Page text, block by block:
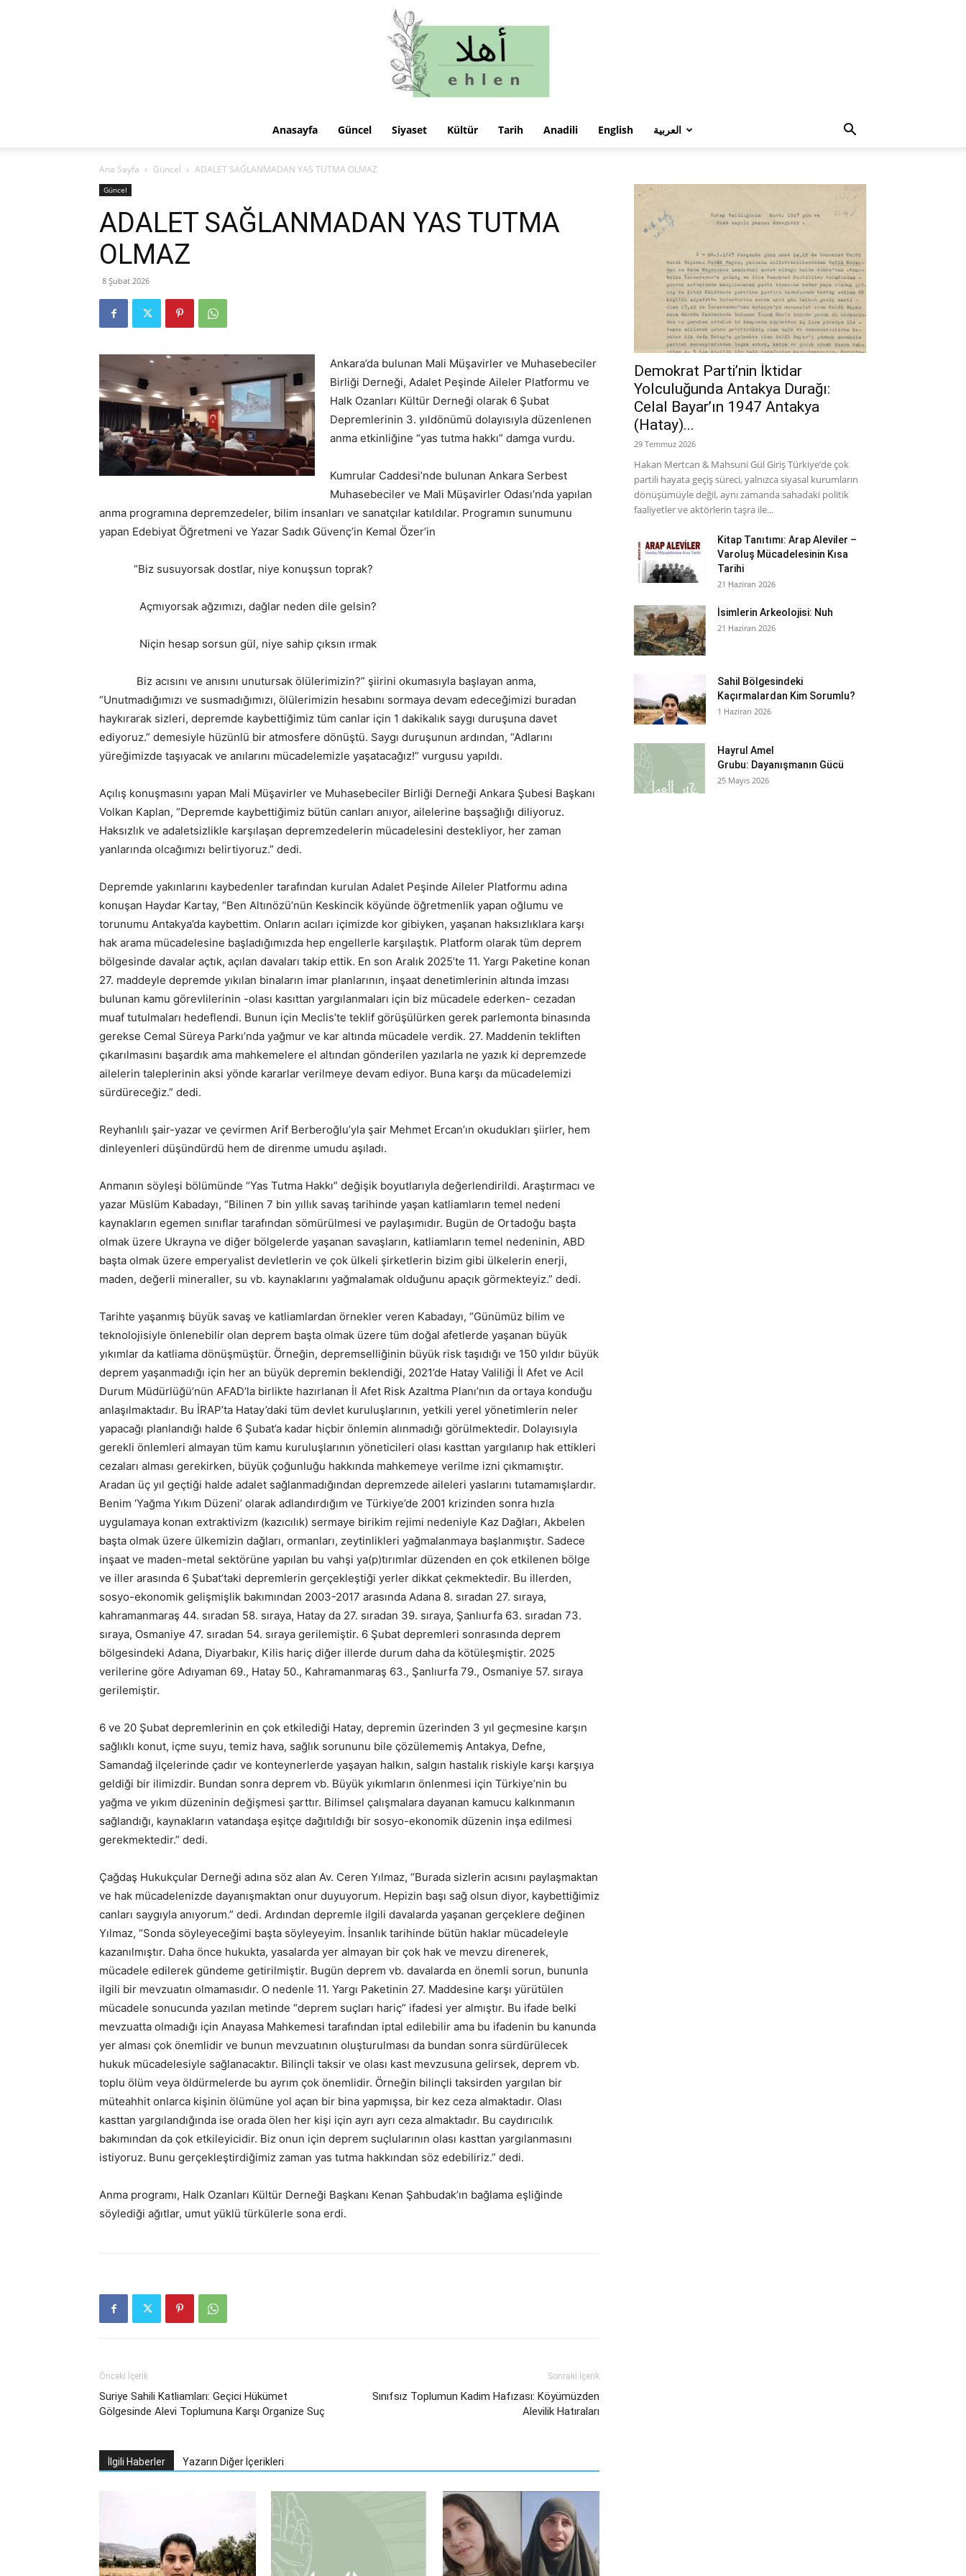
Anasayfa Güncel Siyaset Kültür Tarih Anadili English العربية
Ana Sayfa Güncel ADALET SAĞLANMADAN YAS TUTMA OLMAZ
Güncel
ADALET SAĞLANMADAN YAS TUTMA
OLMAZ
8 Şubat 2026
Ankara’da bulunan Mali Müşavirler ve Muhasebeciler
Birliği Derneği, Adalet Peşinde Aileler Platformu ve
Halk Ozanları Kültür Derneği olarak 6 Şubat
Depremlerinin 3. yıldönümü dolayısıyla düzenlenen
anma etkinliğine “yas tutma hakkı” damga vurdu.
Kumrular Caddesi’nde bulunan Ankara Serbest
Muhasebeciler ve Mali Müşavirler Odası’nda yapılan
anma programına depremzedeler, bilim insanları ve sanatçılar katıldılar. Programın sunumunu
yapan Edebiyat Öğretmeni ve Yazar Sadık Güvenç’in Kemal Özer’in
“Biz susuyorsak dostlar, niye konuşsun toprak?
Açmıyorsak ağzımızı, dağlar neden dile gelsin?
Niçin hesap sorsun gül, niye sahip çıksın ırmak
Biz acısını ve anısını unutursak ölülerimizin?” şiirini okumasıyla başlayan anma,
“Unutmadığımızı ve susmadığımızı, ölülerimizin hesabını sormaya devam edeceğimizi buradan
haykırarak sizleri, depremde kaybettiğimiz tüm canlar için 1 dakikalık saygı duruşuna davet
ediyoruz.” demesiyle hüzünlü bir atmosfere dönüştü. Saygı duruşunun ardından, “Adlarını
yüreğimizde taşıyacak ve anılarını mücadelemizle yaşatacağız!” vurgusu yapıldı.
Açılış konuşmasını yapan Mali Müşavirler ve Muhasebeciler Birliği Derneği Ankara Şubesi Başkanı
Volkan Kaplan, “Depremde kaybettiğimiz bütün canları anıyor, ailelerine başsağlığı diliyoruz.
Haksızlık ve adaletsizlikle karşılaşan depremzedelerin mücadelesini destekliyor, her zaman
yanlarında olcağımızı belirtiyoruz.” dedi.
Depremde yakınlarını kaybedenler tarafından kurulan Adalet Peşinde Aileler Platformu adına
konuşan Haydar Kartay, “Ben Altınözü’nün Keskincik köyünde öğretmenlik yapan oğlumu ve
torunumu Antakya’da kaybettim. Onların acıları içimizde kor gibiyken, yaşanan haksızlıklara karşı
hak arama mücadelesine başladığımızda hep engellerle karşılaştık. Platform olarak tüm deprem
bölgesinde davalar açtık, açılan davaları takip ettik. En son Aralık 2025’te 11. Yargı Paketine konan
27. maddeyle depremde yıkılan binaların imar planlarının, inşaat denetimlerinin altında imzası
bulunan kamu görevlilerinin -olası kasıttan yargılanmaları için biz mücadele ederken- cezadan
muaf tutulmaları hedeflendi. Bunun için Meclis’te teklif görüşülürken gerek parlemonta binasında
gerekse Cemal Süreya Parkı’nda yağmur ve kar altında mücadele verdik. 27. Maddenin tekliften
çıkarılmasını başardık ama mahkemelere el altından gönderilen yazılarla ne yazık ki depremzede
ailelerin taleplerinin aksi yönde kararlar verilmeye devam ediyor. Buna karşı da mücadelemizi
sürdüreceğiz.” dedi.
Reyhanlılı şair-yazar ve çevirmen Arif Berberoğlu’yla şair Mehmet Ercan’ın okudukları şiirler, hem
dinleyenleri düşündürdü hem de direnme umudu aşıladı.
Anmanın söyleşi bölümünde “Yas Tutma Hakkı” değişik boyutlarıyla değerlendirildi. Araştırmacı ve
yazar Müslüm Kabadayı, “Bilinen 7 bin yıllık savaş tarihinde yaşan katliamların temel nedeni
kaynakların egemen sınıflar tarafından sömürülmesi ve paylaşımıdır. Bugün de Ortadoğu başta
olmak üzere Ukrayna ve diğer bölgelerde yaşanan savaşların, katliamların temel nedeninin, ABD
başta olmak üzere emperyalist devletlerin ve çok ülkeli şirketlerin bizim gibi ülkelerin enerji,
maden, değerli mineraller, su vb. kaynaklarını yağmalamak olduğunu apaçık görmekteyiz.” dedi.
Tarihte yaşanmış büyük savaş ve katliamlardan örnekler veren Kabadayı, “Günümüz bilim ve
teknolojisiyle önlenebilir olan deprem başta olmak üzere tüm doğal afetlerde yaşanan büyük
yıkımlar da katliama dönüşmüştür. Örneğin, depremselliğinin büyük risk taşıdığı ve 150 yıldır büyük
deprem yaşanmadığı için her an büyük depremin beklendiği, 2021’de Hatay Valiliği İl Afet ve Acil
Durum Müdürlüğü’nün AFAD’la birlikte hazırlanan İl Afet Risk Azaltma Planı’nın da ortaya konduğu
anlaşılmaktadır. Bu İRAP’ta Hatay’daki tüm devlet kuruluşlarının, yetkili yerel yönetimlerin neler
yapacağı planlandığı halde 6 Şubat’a kadar hiçbir önlemin alınmadığı görülmektedir. Dolayısıyla
gerekli önlemleri almayan tüm kamu kuruluşlarının yöneticileri olası kasttan yargılanıp hak ettikleri
cezaları alması gerekirken, büyük çoğunluğu hakkında mahkemeye verilme izni çıkmamıştır.
Aradan üç yıl geçtiği halde adalet sağlanmadığından depremzede aileleri yaslarını tutamamışlardır.
Benim ‘Yağma Yıkım Düzeni’ olarak adlandırdığım ve Türkiye’de 2001 krizinden sonra hızla
uygulamaya konan extraktivizm (kazıcılık) sermaye birikim rejimi nedeniyle Kaz Dağları, Akbelen
başta olmak üzere ülkemizin dağları, ormanları, zeytinlikleri yağmalanmaya başlanmıştır. Sadece
inşaat ve maden-metal sektörüne yapılan bu vahşi ya(p)tırımlar düzenden en çok etkilenen bölge
ve iller arasında 6 Şubat’taki depremlerin gerçekleştiği yerler dikkat çekmektedir. Bu illerden,
sosyo-ekonomik gelişmişlik bakımından 2003-2017 arasında Adana 8. sıradan 27. sıraya,
kahramanmaraş 44. sıradan 58. sıraya, Hatay da 27. sıradan 39. sıraya, Şanlıurfa 63. sıradan 73.
sıraya, Osmaniye 47. sıradan 54. sıraya gerilemiştir. 6 Şubat depremleri sonrasında deprem
bölgesindeki Adana, Diyarbakır, Kilis hariç diğer illerde durum daha da kötüleşmiştir. 2025
verilerine göre Adıyaman 69., Hatay 50., Kahramanmaraş 63., Şanlıurfa 79., Osmaniye 57. sıraya
gerilemiştir.
6 ve 20 Şubat depremlerinin en çok etkilediği Hatay, depremin üzerinden 3 yıl geçmesine karşın
sağlıklı konut, içme suyu, temiz hava, sağlık sorununu bile çözülememiş Antakya, Defne,
Samandağ ilçelerinde çadır ve konteynerlerde yaşayan halkın, salgın hastalık riskiyle karşı karşıya
geldiği bir ilimizdir. Bundan sonra deprem vb. Büyük yıkımların önlenmesi için Türkiye’nin bu
yağma ve yıkım düzeninin değişmesi şarttır. Bilimsel çalışmalara dayanan kamucu kalkınmanın
sağlandığı, kaynakların vatandaşa eşitçe dağıtıldığı bir sosyo-ekonomik düzenin inşa edilmesi
gerekmektedir.” dedi.
Çağdaş Hukukçular Derneği adına söz alan Av. Ceren Yılmaz, “Burada sizlerin acısını paylaşmaktan
ve hak mücadelenizde dayanışmaktan onur duyuyorum. Hepizin başı sağ olsun diyor, kaybettiğimiz
canları saygıyla anıyorum.” dedi. Ardından depremle ilgili davalarda yaşanan gerçeklere değinen
Yılmaz, “Sonda söyleyeceğimi başta söyleyeyim. İnsanlık tarihinde bütün haklar mücadeleyle
kazanılmıştır. Daha önce hukukta, yasalarda yer almayan bir çok hak ve mevzu direnerek,
mücadele edilerek gündeme getirilmiştir. Bugün deprem vb. davalarda en önemli sorun, bununla
ilgili bir mevzuatın olmamasıdır. O nedenle 11. Yargı Paketinin 27. Maddesine karşı yürütülen
mücadele sonucunda yazılan metinde “deprem suçları hariç” ifadesi yer almıştır. Bu ifade belki
mevzuatta olmadığı için Anayasa Mahkemesi tarafından iptal edilebilir ama bu ifadenin bu kanunda
yer alması çok önemlidir ve bunun mevzuatının oluşturulması da bundan sonra sürdürülecek
hukuk mücadelesiyle sağlanacaktır. Bilinçli taksir ve olası kast mevzusuna gelirsek, deprem vb.
toplu ölüm veya öldürmelerde bu ayrım çok önemlidir. Örneğin bilinçli taksirden yargılan bir
müteahhit onlarca kişinin ölümüne yol açan bir bina yapmışsa, bir kez ceza almaktadır. Olası
kasttan yargılandığında ise orada ölen her kişi için ayrı ayrı ceza almaktadır. Bu caydırıcılık
bakımından da çok etkileyicidir. Biz onun için deprem suçlularının olası kasttan yargılanmasını
istiyoruz. Bunu gerçekleştirdiğimiz zaman yas tutma hakkından söz edebiliriz.” dedi.
Anma programı, Halk Ozanları Kültür Derneği Başkanı Kenan Şahbudak’ın bağlama eşliğinde
söylediği ağıtlar, umut yüklü türkülerle sona erdi.
Önceki İçerik
Suriye Sahili Katliamları: Geçici Hükümet
Gölgesinde Alevi Toplumuna Karşı Organize Suç
Sonraki İçerik
Sınıfsız Toplumun Kadim Hafızası: Köyümüzden
Alevilik Hatıraları
İlgili Haberler Yazarın Diğer İçerikleri
Demokrat Parti’nin İktidar
Yolculuğunda Antakya Durağı:
Celal Bayar’ın 1947 Antakya
(Hatay)...
29 Temmuz 2026
Hakan Mertcan & Mahsuni Gül Giriş Türkiye’de çok
partili hayata geçiş süreci, yalnızca siyasal kurumların
dönüşümüyle değil, aynı zamanda sahadaki politik
faaliyetler ve aktörlerin taşra ile...
Kitap Tanıtımı: Arap Aleviler –
Varoluş Mücadelesinin Kısa
Tarihi
21 Haziran 2026
İsimlerin Arkeolojisi: Nuh
21 Haziran 2026
Sahil Bölgesindeki
Kaçırmalardan Kim Sorumlu?
1 Haziran 2026
Hayrul Amel
Grubu: Dayanışmanın Gücü
25 Mayıs 2026